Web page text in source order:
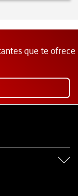
que te ofrece